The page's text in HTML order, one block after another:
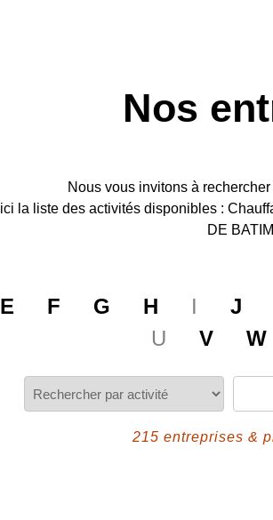
Nos
Nous vous invitons à
la liste des activités disponibles :
DE
E F G H I J
U
V W
215 entreprises &